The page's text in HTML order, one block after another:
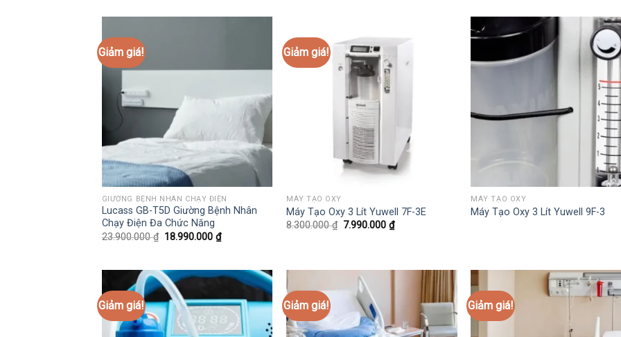
Giảm giá!
GIƯỜNG BỆNH NHÂN CHẠY ĐIỆN
Lucass GB-T5D Giường Bệnh Nhân
Chạy Điện Đa Chức Năng
23.900.000₫ Giá
18.990.000₫Giá
hiện
18.990.000 ₫.
Giảm giá!
MÁY TẠO OXY
Máy Tạo Oxy 3 Lít Yuwell 7F-3E
8.300.000₫ Giá
7.990.000₫Giá
MÁY TẠO OXY
Máy Tạo Oxy 3 Lít Yuwell 9F-3
Giảm giá! Giảm giá! Giảm giá!